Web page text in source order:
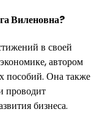
Виленовна?
в своей
автором
пособий. Она также
проводит
бизнеса.